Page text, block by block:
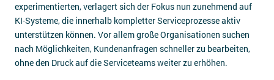
experimentierten, verlagert sich der Fokus nun zunehmend auf
KI-Systeme, die innerhalb kompletter Serviceprozesse aktiv
unterstützen können. Vor allem große Organisationen suchen
nach Möglichkeiten, Kundenanfragen schneller zu bearbeiten,
ohne den Druck auf die Serviceteams weiter zu erhöhen.